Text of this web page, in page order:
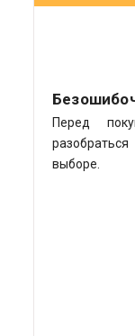
Перед
выборе.